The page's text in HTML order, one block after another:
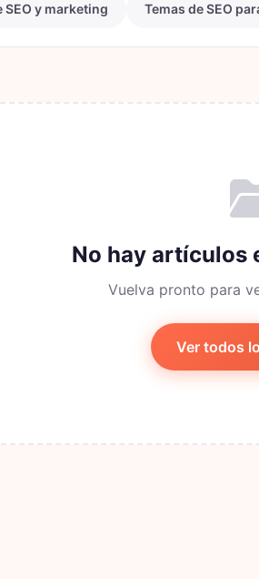
SEO y marketing Temas de SEO
No hay artículos
Vuelva pronto para
Ver todos